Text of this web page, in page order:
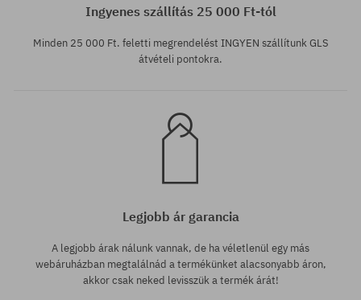
Ingyenes szállítás 25 000 Ft-tól
Minden 25 000 Ft. feletti megrendelést INGYEN szállítunk GLS
átvételi pontokra.
Legjobb ár garancia
A legjobb árak nálunk vannak, de ha véletlenül egy más
webáruházban megtalálnád a termékünket alacsonyabb áron,
akkor csak neked levisszük a termék árát!